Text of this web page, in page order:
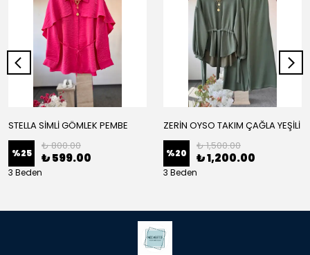
STELLA SİMLİ GÖMLEK PEMBE
%25
₺ 800.00
₺ 599.00
3 Beden
ZERİN OYSO TAKIM ÇAĞLA YEŞİLİ
%20
₺ 1,500.00
₺ 1,200.00
3 Beden